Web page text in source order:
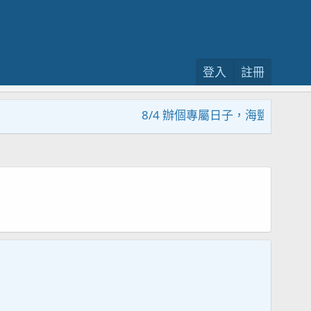
登入 註冊
8/4 辦個專屬日子，海鹽回饋活